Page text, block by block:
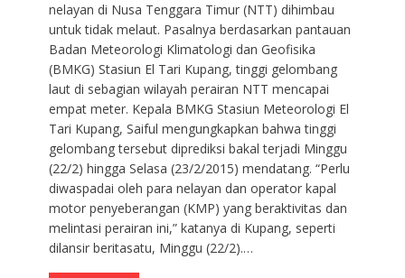
nelayan di Nusa Tenggara Timur (NTT) dihimbau
untuk tidak melaut. Pasalnya berdasarkan pantauan
Badan Meteorologi Klimatologi dan Geofisika
(BMKG) Stasiun El Tari Kupang, tinggi gelombang
laut di sebagian wilayah perairan NTT mencapai
empat meter. Kepala BMKG Stasiun Meteorologi El
Tari Kupang, Saiful mengungkapkan bahwa tinggi
gelombang tersebut diprediksi bakal terjadi Minggu
(22/2) hingga Selasa (23/2/2015) mendatang. “Perlu
diwaspadai oleh para nelayan dan operator kapal
motor penyeberangan (KMP) yang beraktivitas dan
melintasi perairan ini,” katanya di Kupang, seperti
dilansir beritasatu, Minggu (22/2).…